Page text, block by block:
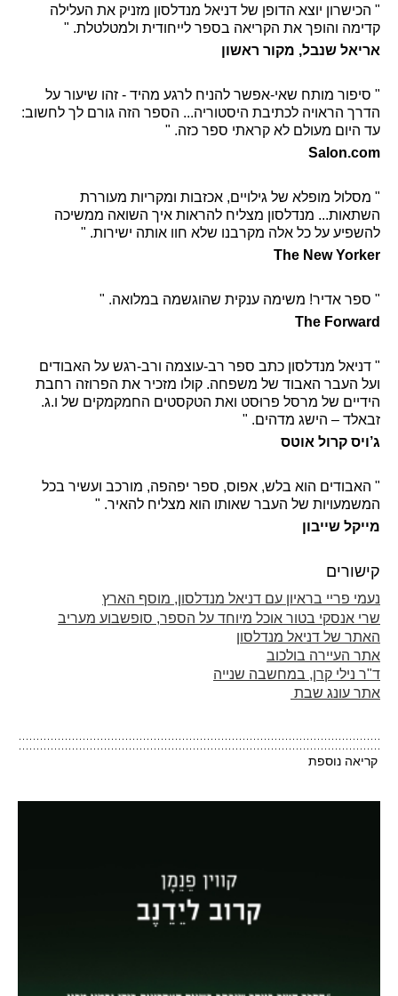
" הכישרון יוצא הדופן של דניאל מנדלסון מזניק את העלילה
קדימה והופך את הקריאה בספר לייחודית ולמטלטלת. "
אריאל שנבל, מקור ראשון
" סיפור מותח שאי-אפשר להניח לרגע מהיד - זהו שיעור על
הדרך הראויה לכתיבת היסטוריה... הספר הזה גורם לך לחשוב:
עד היום מעולם לא קראתי ספר כזה. "
Salon.com
" מסלול מופלא של גילויים, אכזבות ומקריות מעוררת
השתאות... מנדלסון מצליח להראות איך השואה ממשיכה
להשפיע על כל אלה מקרבנו שלא חוו אותה ישירות. "
The New Yorker
" ספר אדיר! משימה ענקית שהוגשמה במלואה. "
The Forward
" דניאל מנדלסון כתב ספר רב-עוצמה ורב-רגש על האבודים
ועל העבר האבוד של משפחה. קולו מזכיר את הפרוזה רחבת
הידיים של מרסל פרוּסט ואת הטקסטים החמקמקים של ו.ג.
זבאלד – הישג מדהים. "
ג’ויס קרול אוטס
" האבודים הוא בלש, אפוס, ספר יפהפה, מורכב ועשיר בכל
המשמעויות של העבר שאותו הוא מצליח להאיר. "
מייקל שייבון
קישורים
נעמי פריי בראיון עם דניאל מנדלסון, מוסף הארץ
שרי אנסקי בטור אוכל מיוחד על הספר, סופשבוע מעריב
האתר של דניאל מנדלסון
אתר העיירה בולכוב
ד"ר נילי קרן, במחשבה שנייה
אתר עונג שבת
קריאה נוספת